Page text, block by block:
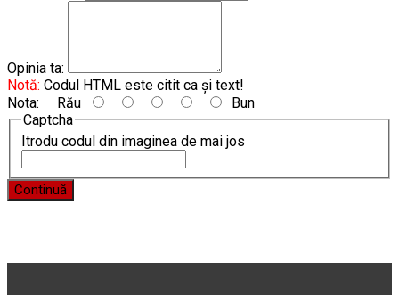
Opinia ta:
Notă: Codul HTML este citit ca şi text!
Nota: Rău
Bun
Captcha
Itrodu codul din imaginea de mai jos
Continuă